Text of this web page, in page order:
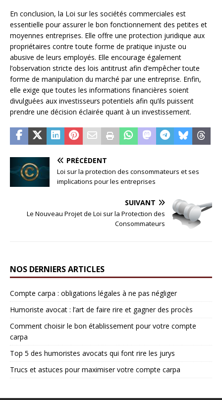
En conclusion, la Loi sur les sociétés commerciales est
essentielle pour assurer le bon fonctionnement des petites et
moyennes entreprises. Elle offre une protection juridique aux
propriétaires contre toute forme de pratique injuste ou
abusive de leurs employés. Elle encourage également
l’observation stricte des lois antitrust afin d’empêcher toute
forme de manipulation du marché par une entreprise. Enfin,
elle exige que toutes les informations financières soient
divulguées aux investisseurs potentiels afin qu’ils puissent
prendre une décision éclairée quant à un investissement.
PRÉCÉDENT
Loi sur la protection des consommateurs et ses
implications pour les entreprises
SUIVANT
Le Nouveau Projet de Loi sur la Protection des
Consommateurs
NOS DERNIERS ARTICLES
Compte carpa : obligations légales à ne pas négliger
Humoriste avocat : l’art de faire rire et gagner des procès
Comment choisir le bon établissement pour votre compte
carpa
Top 5 des humoristes avocats qui font rire les jurys
Trucs et astuces pour maximiser votre compte carpa